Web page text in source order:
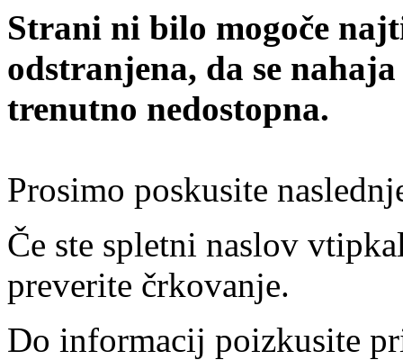
Strani ni bilo mogoče
odstranjena, da se
trenutno nedostopna.
Prosimo poskusite
Če ste spletni naslov
preverite črkovanje.
Do informacij poizkusite